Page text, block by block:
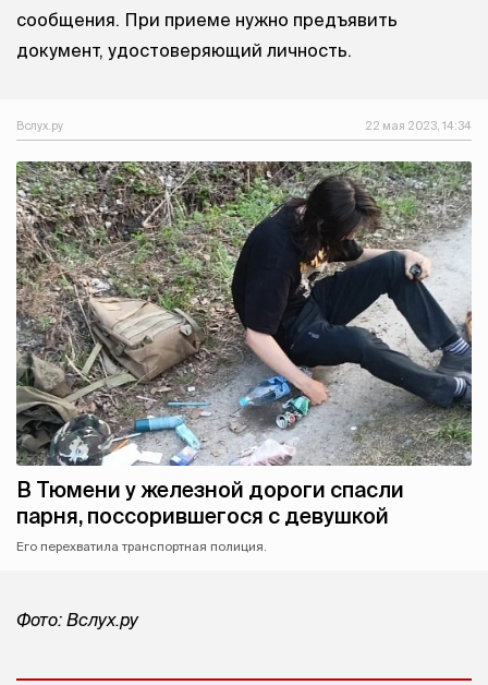
сообщения. При приеме нужно предъявить
документ, удостоверяющий личность.
Вслух.ру 22 мая 2023, 14:34
В Тюмени у железной дороги спасли
парня, поссорившегося с девушкой
Его перехватила транспортная полиция.
Фото: Вслух.ру